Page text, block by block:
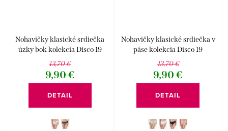
Nohavičky klasické srdiečka
úzky bok kolekcia Disco 19
13,70 €
9,90 €
DETAIL
Nohavičky klasické srdiečka v
páse kolekcia Disco 19
13,70 €
9,90 €
DETAIL